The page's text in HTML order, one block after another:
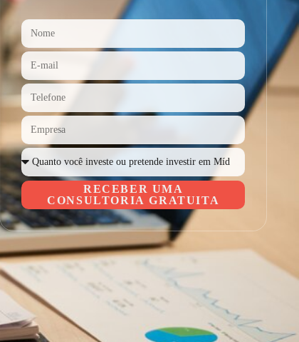
RECEBER UMA
CONSULTORIA GRATUITA